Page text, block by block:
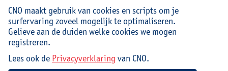
Enige voorkennis van Python is meegenomen, hoewel
elke programmeercode wordt uitgelegd in de
nascholing. Je kan jezelf wat voorbereiden via de
leerpaden op de projectpagina's
Python of Python in de wiskundeles.
CNO maakt gebruik van cookies en scripts om je
surfervaring zoveel mogelijk te optimaliseren.
Gelieve aan de duiden welke cookies we mogen
registreren.
Lees ook de Privacyverklaring van CNO.